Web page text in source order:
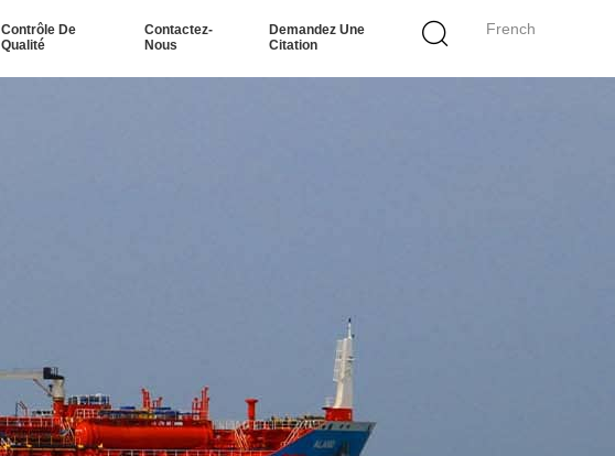
French
Contrôle De
Qualité
Contactez-
Nous
Demandez Une
Citation